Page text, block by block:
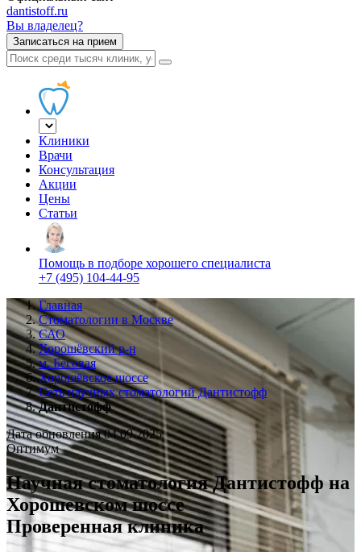
dantistoff.ru
Вы владелец?
Записаться на прием
Клиники
Врачи
Консультация
Акции
Цены
Статьи
Помощь в подборе хорошего специалиста
+7 (495) 104-44-95
Главная
Стоматологии в Москве
САО
Хорошёвский р-н
м. Беговая
Хорошёвское шоссе
Сеть научных стоматологий Дантистофф
Дантистофф
Дата обновления 04.09.2025
Оптимум
Научная стоматология Дантистофф на
Хорошевском шоссе
Проверенная клиника